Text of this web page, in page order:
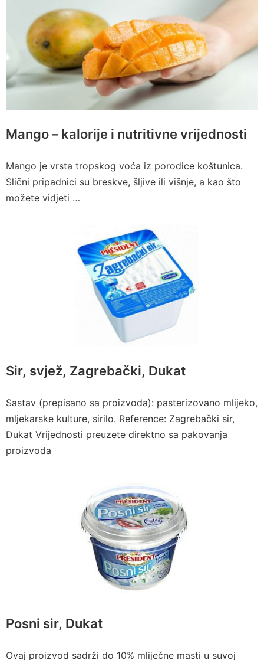
Mango – kalorije i nutritivne vrijednosti
Mango je vrsta tropskog voća iz porodice koštunica.
Slični pripadnici su breskve, šljive ili višnje, a kao što
možete vidjeti …
Sir, svjež, Zagrebački, Dukat
Sastav (prepisano sa proizvoda): pasterizovano mlijeko,
mljekarske kulture, sirilo. Reference: Zagrebački sir,
Dukat Vrijednosti preuzete direktno sa pakovanja
proizvoda
Posni sir, Dukat
Ovaj proizvod sadrži do 10% mliječne masti u suvoj